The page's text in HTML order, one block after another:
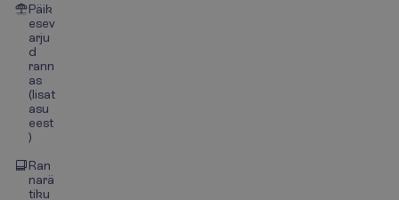
Päik
esev
arju
d
rann
as
(lisat
asu
eest
)
Ran
narä
tiku